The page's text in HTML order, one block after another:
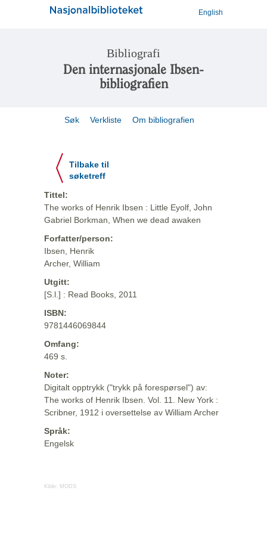
English
Bibliografi
Den internasjonale Ibsen-
bibliografien
Søk Verkliste Om bibliografien
Tilbake til
søketreff
Tittel:
The works of Henrik Ibsen : Little Eyolf, John
Gabriel Borkman, When we dead awaken
Forfatter/person:
Ibsen, Henrik
Archer, William
Utgitt:
[S.l.] : Read Books, 2011
ISBN:
9781446069844
Omfang:
469 s.
Noter:
Digitalt opptrykk ("trykk på forespørsel") av:
The works of Henrik Ibsen. Vol. 11. New York :
Scribner, 1912 i oversettelse av William Archer
Språk:
Engelsk
Kilde: MODS